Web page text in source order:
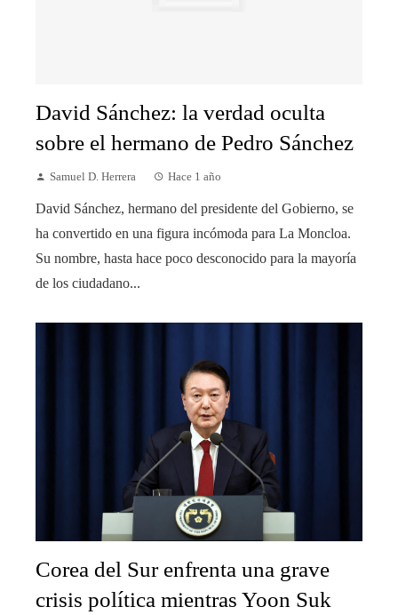
David Sánchez: la verdad oculta
sobre el hermano de Pedro Sánchez
Samuel D. Herrera Hace 1 año
David Sánchez, hermano del presidente del Gobierno, se
ha convertido en una figura incómoda para La Moncloa.
Su nombre, hasta hace poco desconocido para la mayoría
de los ciudadano...
Corea del Sur enfrenta una grave
crisis política mientras Yoon Suk